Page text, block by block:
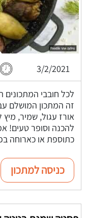
3/2/2021
לכל חובבי
זה המתכון המושלם
אורז עגול, שמיר,
להכנה וסופר טעים!
כתוספת או כארוחה
כניסה למתכון